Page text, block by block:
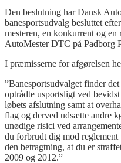
Den beslutning har Dansk
banesportsudvalg besluttet
mesteren, en konkurrent og
AutoMester DTC på Padborg
I præmisserne for afgørelsen
”Banesportsudvalget finder
optrådte usportsligt ved
løbets afslutning samt at
flag og derved udsætte andre
unødige risici ved
du forbrudt dig mod reglement
den betragtning, at du er
2009 og 2012.”